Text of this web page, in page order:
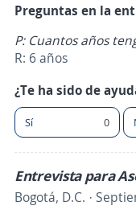
Preguntas en la
P: Cuantos años
R: 6 años
¿Te ha sido de
Sí 0
Entrevista para
Bogotá, D.C. ·